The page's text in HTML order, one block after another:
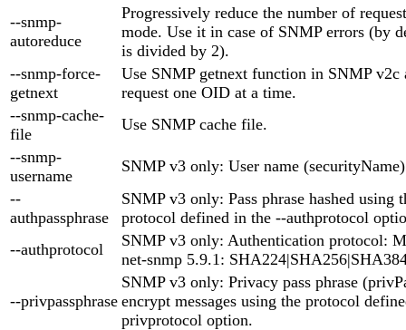
--snmp-
autoreduce
Progressively reduce the number of
mode. Use it in case of SNMP errors (by
is divided by 2).
--snmp-force-
getnext
Use SNMP getnext function in SNMP
request one OID at a time.
--snmp-cache-
file
Use SNMP cache file.
--snmp-
username
SNMP v3 only: User name
--
authpassphrase
SNMP v3 only: Pass phrase hashed using
protocol defined in the --authprotocol
--authprotocol
SNMP v3 only: Authentication protocol:
net-snmp 5.9.1:
--privpassphrase
SNMP v3 only: Privacy pass phrase
encrypt messages using the protocol
privprotocol option.